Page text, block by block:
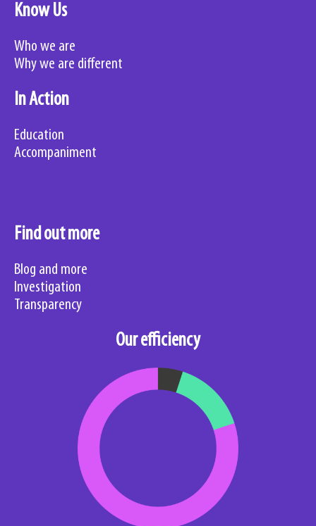
Know Us
Who we are
Why we are different
In Action
Education
Accompaniment
Find out more
Blog and more
Investigation
Transparency
Our efficiency